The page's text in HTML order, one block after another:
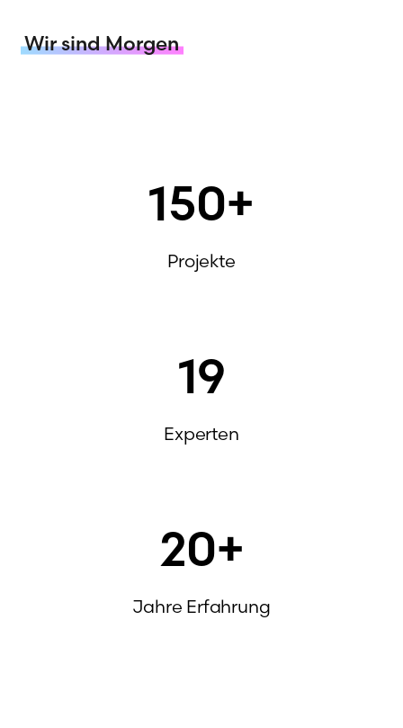
Wir sind Morgen
150+
Projekte
19
Experten
20+
Jahre Erfahrung